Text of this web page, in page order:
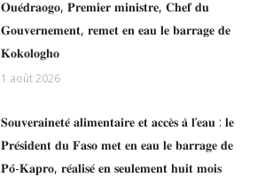
𝐎𝐮𝐞́𝐝𝐫𝐚𝐨𝐠𝐨, 𝐏𝐫𝐞𝐦𝐢𝐞𝐫 𝐦𝐢𝐧𝐢𝐬𝐭𝐫𝐞, 𝐂𝐡𝐞𝐟 𝐝𝐮
𝐆𝐨𝐮𝐯𝐞𝐫𝐧𝐞𝐦𝐞𝐧𝐭, 𝐫𝐞𝐦𝐞𝐭 𝐞𝐧 𝐞𝐚𝐮 𝐥𝐞 𝐛𝐚𝐫𝐫𝐚𝐠𝐞 𝐝𝐞
𝐊𝐨𝐤𝐨𝐥𝐨𝐠𝐡𝐨
1 août 2026
𝐒𝐨𝐮𝐯𝐞𝐫𝐚𝐢𝐧𝐞𝐭𝐞́ 𝐚𝐥𝐢𝐦𝐞𝐧𝐭𝐚𝐢𝐫𝐞 𝐞𝐭 𝐚𝐜𝐜𝐞̀𝐬 𝐚̀ 𝐥’𝐞𝐚𝐮 : 𝐥𝐞
𝐏𝐫𝐞́𝐬𝐢𝐝𝐞𝐧𝐭 𝐝𝐮 𝐅𝐚𝐬𝐨 𝐦𝐞𝐭 𝐞𝐧 𝐞𝐚𝐮 𝐥𝐞 𝐛𝐚𝐫𝐫𝐚𝐠𝐞 𝐝𝐞
𝐏𝐨̂-𝐊𝐚𝐩𝐫𝐨, 𝐫𝐞́𝐚𝐥𝐢𝐬𝐞́ 𝐞𝐧 𝐬𝐞𝐮𝐥𝐞𝐦𝐞𝐧𝐭 𝐡𝐮𝐢𝐭 𝐦𝐨𝐢𝐬